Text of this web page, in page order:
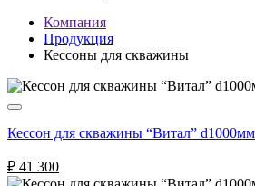
Компания
Продукция
Кессоны для скважины
Кессон для скважины “Витал”
₽ 41 300